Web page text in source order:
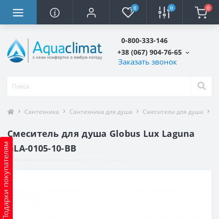
0 0 0
0-800-333-146
+38 (067) 904-76-65
Заказать звонок
Подарки покупателям
Сантехника Сантехника для душа Смесители для душа
Смеситель для душа Globus Lux Laguna
GLA-0105-10-BB